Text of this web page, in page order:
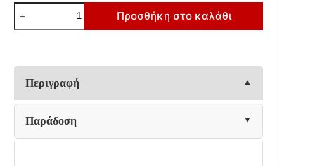
ΠΟΛΥΘΡΟΝΑ
ΑΛΟΥΜΙΝΙΟΥ
MARTIN
ΜΕ
ΕΚΡΟΥ
ΣΥΝΘ.RATTAN
56x56x80Υεκ.
ποσότητα
Προσθήκη στο καλάθι
Περιγραφή
Παράδοση